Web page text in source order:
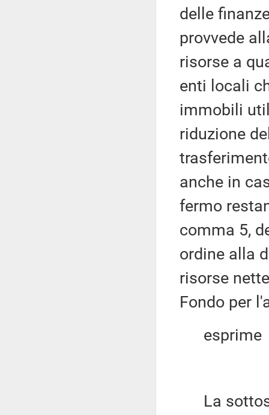
delle
provvede
risorse a
enti locali
immobili
riduzione
anche in
fermo
comma 5,
ordine alla
risorse
Fondo per
esprime
La